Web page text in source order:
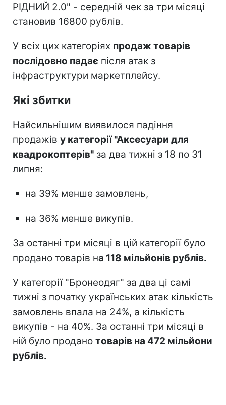
РІДНИЙ 2.0" - середній чек за три місяці
становив 16800 рублів.
У всіх цих категоріях продаж товарів
послідовно падає після атак з
інфраструктури маркетплейсу.
Які збитки
Найсильнішим виявилося падіння
продажів у категорії "Аксесуари для
квадрокоптерів" за два тижні з 18 по 31
липня:
на 39% менше замовлень,
на 36% менше викупів.
За останні три місяці в цій категорії було
продано товарів на 118 мільйонів рублів.
У категорії "Бронеодяг" за два ці самі
тижні з початку українських атак кількість
замовлень впала на 24%, а кількість
викупів - на 40%. За останні три місяці в
ній було продано товарів на 472 мільйони
рублів.